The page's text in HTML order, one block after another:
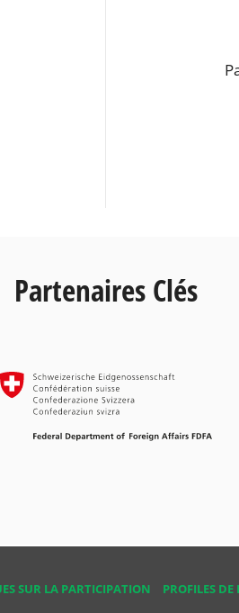
Partenaires Clés
SUR LA PARTICIPATION
PROFILES DE